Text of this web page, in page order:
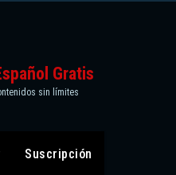
Gratis
sin límites
Suscripción